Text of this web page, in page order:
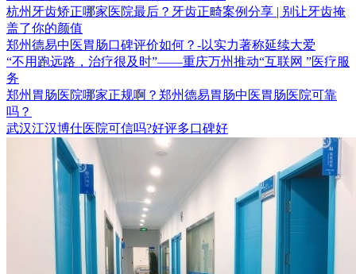
杭州牙齿矫正哪家医院最后？牙齿正畸案例分享 | 别让牙齿掩
盖了你的颜值
郑州德易中医胃肠口碑评价如何？-以实力著称延续大爱
“不用跑远路，治疗很及时”——重庆万州推动“互联网 ”医疗服
务
郑州胃肠医院哪家正规啊？郑州德易胃肠中医胃肠医院可靠
吗？
武汉江汉博仕医院可信吗?好评多口碑好